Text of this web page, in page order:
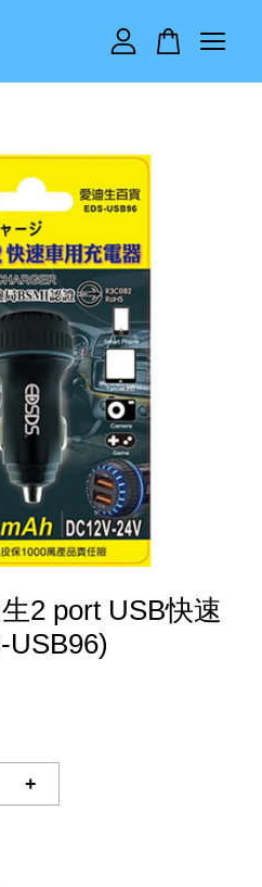
2 port USB快速
USB96)
+
前還是空的。
繼續購物